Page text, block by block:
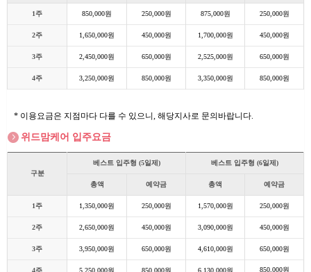
1주 850,000원 250,000원 875,000원 250,000원
2주 1,650,000원 450,000원 1,700,000원 450,000원
3주 2,450,000원 650,000원 2,525,000원 650,000원
4주 3,250,000원 850,000원 3,350,000원 850,000원
* 이용요금은 지점마다 다를 수 있으니, 해당지사로 문의바랍니다.
위드맘케어 입주요금
구분
베스트 입주형 (5일제) 베스트 입주형 (6일제)
총액 예약금 총액 예약금
1주 1,350,000원 250,000원 1,570,000원 250,000원
2주 2,650,000원 450,000원 3,090,000원 450,000원
3주 3,950,000원 650,000원 4,610,000원 650,000원
4주 5,250,000원 850,000원 6,130,000원 850,000원